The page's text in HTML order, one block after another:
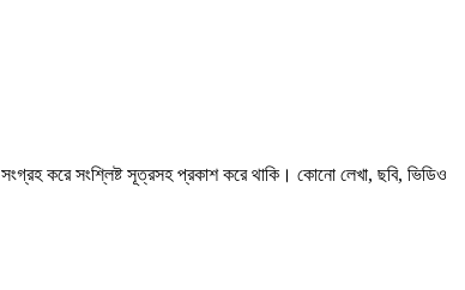
করে সংশ্লিষ্ট সূত্রসহ প্রকাশ করে থাকি। কোনো লেখা, ছবি, ভিডিও